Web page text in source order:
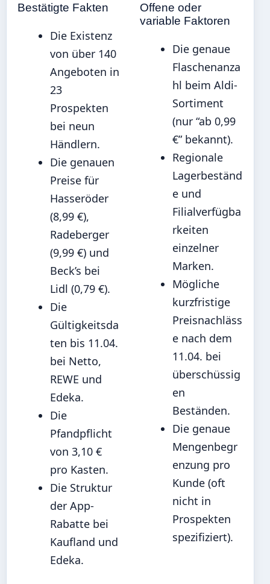
Bestätigte Fakten
Die Existenz
von über 140
Angeboten in
23
Prospekten
bei neun
Händlern.
Die genauen
Preise für
Hasseröder
(8,99 €),
Radeberger
(9,99 €) und
Beck’s bei
Lidl (0,79 €).
Die
Gültigkeitsda
ten bis 11.04.
bei Netto,
REWE und
Edeka.
Die
Pfandpflicht
von 3,10 €
pro Kasten.
Die Struktur
der App-
Rabatte bei
Kaufland und
Edeka.
Offene oder
variable Faktoren
Die genaue
Flaschenanza
hl beim Aldi-
Sortiment
(nur “ab 0,99
€” bekannt).
Regionale
Lagerbeständ
e und
Filialverfügba
rkeiten
einzelner
Marken.
Mögliche
kurzfristige
Preisnachläss
e nach dem
11.04. bei
überschüssig
en
Beständen.
Die genaue
Mengenbegr
enzung pro
Kunde (oft
nicht in
Prospekten
spezifiziert).